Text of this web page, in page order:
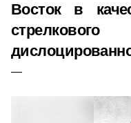
Восток в